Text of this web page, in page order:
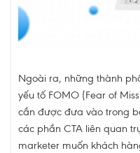
Ngoài ra, những thành
yếu tố FOMO (Fear of
cần được đưa vào trong
các phần CTA liên quan
marketer muốn khách